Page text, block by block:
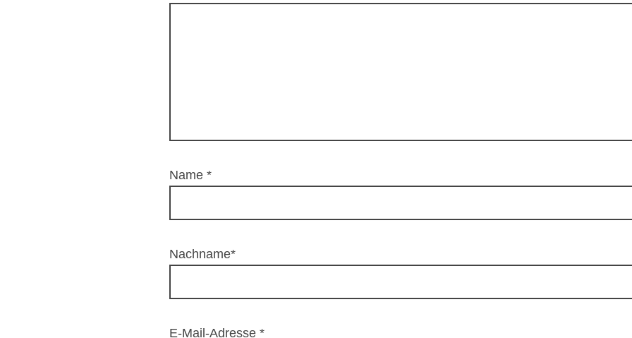
Name *
Nachname*
E-Mail-Adresse *